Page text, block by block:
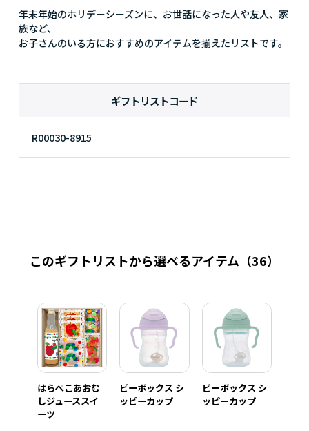
年末年始のホリデーシーズンに、お世話になった人や友人、家
族など、
お子さんのいる方におすすめのアイテムを揃えたリストです。
ギフトリストコード
R00030-8915
このギフトリストから選べるアイテム （36）
はらぺこあおむ
しジューススイ
ーツ
ビーボックス シ
ッピーカップ
ビーボックス シ
ッピーカップ